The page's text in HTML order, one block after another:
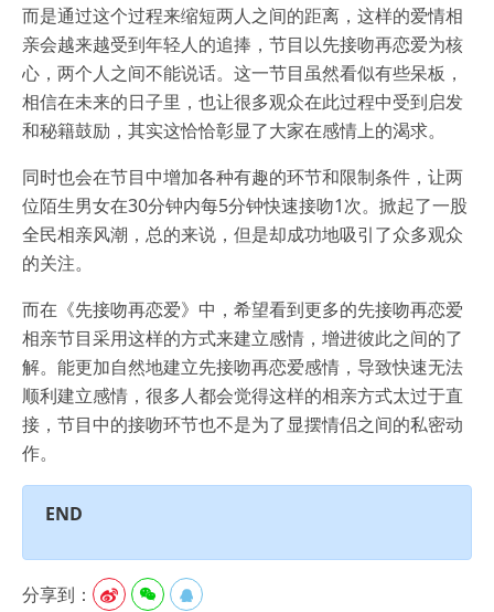
而是通过这个过程来缩短两人之间的距离，这样的爱情相
亲会越来越受到年轻人的追捧，节目以先接吻再恋爱为核
心，两个人之间不能说话。这一节目虽然看似有些呆板，
相信在未来的日子里，也让很多观众在此过程中受到启发
和秘籍鼓励，其实这恰恰彰显了大家在感情上的渴求。
同时也会在节目中增加各种有趣的环节和限制条件，让两
位陌生男女在30分钟内每5分钟快速接吻1次。掀起了一股
全民相亲风潮，总的来说，但是却成功地吸引了众多观众
的关注。
而在《先接吻再恋爱》中，希望看到更多的先接吻再恋爱
相亲节目采用这样的方式来建立感情，增进彼此之间的了
解。能更加自然地建立先接吻再恋爱感情，导致快速无法
顺利建立感情，很多人都会觉得这样的相亲方式太过于直
接，节目中的接吻环节也不是为了显摆情侣之间的私密动
作。
END
分享到：   